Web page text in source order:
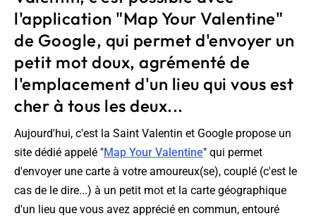
l'application "Map Your Valentine"
de Google, qui permet d'envoyer un
petit mot doux, agrémenté de
l'emplacement d'un lieu qui vous est
cher à tous les deux...
Aujourd'hui, c'est la Saint Valentin et Google propose un
site dédié appelé "Map Your Valentine" qui permet
d'envoyer une carte à votre amoureux(se), couplé (c'est le
cas de le dire...) à un petit mot et la carte géographique
d'un lieu que vous avez apprécié en commun, entouré